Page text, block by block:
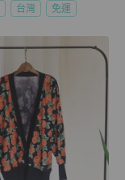
台灣 免運